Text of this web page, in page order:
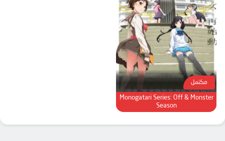
مكتمل
Monogatari Series: Off & Monster
Season